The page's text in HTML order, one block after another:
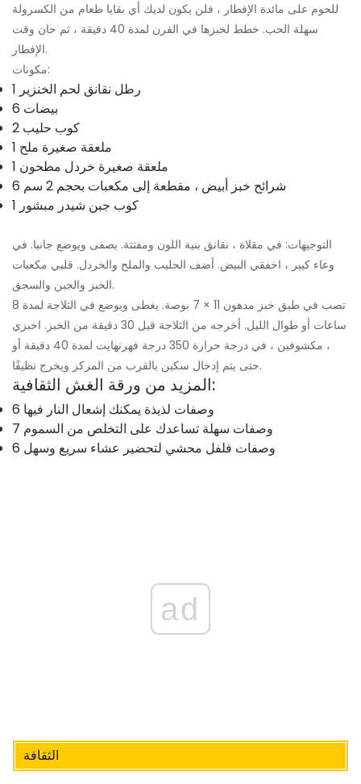
للحوم على مائدة الإفطار ، فلن يكون لديك أي بقايا طعام من الكسرولة
سهلة الحب. خطط لخبزها في الفرن لمدة 40 دقيقة ، ثم حان وقت
الإفطار.
مكونات:
1 رطل نقانق لحم الخنزير
6 بيضات
2 كوب حليب
1 ملعقة صغيرة ملح
1 ملعقة صغيرة خردل مطحون
6 شرائح خبز أبيض ، مقطعة إلى مكعبات بحجم 2 سم
1 كوب جبن شيدر مبشور
التوجيهات: في مقلاة ، نقانق بنية اللون ومفتتة. يصفى ويوضع جانبا. في
وعاء كبير ، اخفقي البيض. أضف الحليب والملح والخردل. قلبي مكعبات
الخبز والجبن والسجق.
تصب في طبق خبز مدهون 11 × 7 بوصة. يغطى ويوضع في الثلاجة لمدة 8
ساعات أو طوال الليل. أخرجه من الثلاجة قبل 30 دقيقة من الخبز. اخبزي
، مكشوفين ، في درجة حرارة 350 درجة فهرنهايت لمدة 40 دقيقة أو
حتى يتم إدخال سكين بالقرب من المركز ويخرج نظيفًا.
المزيد من ورقة الغش الثقافية:
6 وصفات لذيذة يمكنك إشعال النار فيها
7 وصفات سهلة تساعدك على التخلص من السموم
6 وصفات فلفل محشي لتحضير عشاء سريع وسهل
ad
الثقافة